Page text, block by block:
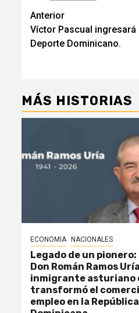
Navegación
de
Anterior
Víctor Pascual ingresará
Deporte Dominicano.
MÁS HISTORIAS
ECONOMIA NACIONALES
Legado de un
Don Román Ramos
inmigrante asturiano
transformó el
empleo en la República